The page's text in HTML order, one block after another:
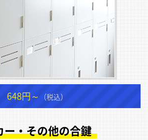
648円～ （税込）
ー・その他の合鍵